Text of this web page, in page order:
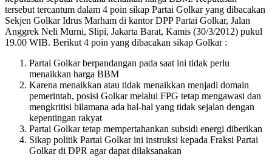
tersebut tercantum dalam 4 poin sikap Partai Golkar yang dibacakan
Sekjen Golkar Idrus Marham di kantor DPP Partai Golkar, Jalan
Anggrek Neli Murni, Slipi, Jakarta Barat, Kamis (30/3/2012) pukul
19.00 WIB. Berikut 4 poin yang dibacakan sikap Golkar :
Partai Golkar berpandangan pada saat ini tidak perlu
menaikkan harga BBM
Karena menaikkan atau tidak menaikkan menjadi domain
pemerintah, posisi Golkar melalui FPG tetap mengawasi dan
mengkritisi bilamana ada hal-hal yang tidak sejalan dengan
kepentingan rakyat
Partai Golkar tetap mempertahankan subsidi energi diberikan
Sikap politik Partai Golkar ini instruksi kepada Fraksi Partai
Golkar di DPR agar dapat dilaksanakan